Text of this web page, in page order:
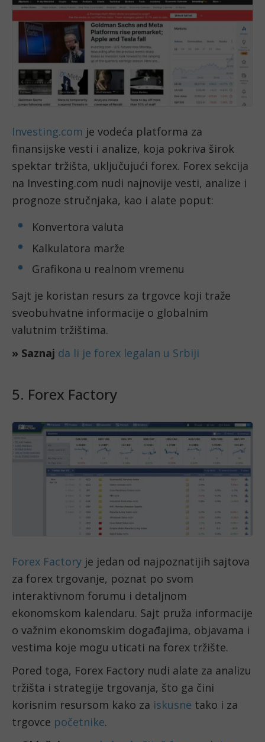
Investing.com je vodeća platforma za
finansijske vesti i analize, koja pokriva širok
spektar tržišta, uključujući forex. Forex sekcija
na Investing.com nudi najnovije vesti, analize i
prognoze stručnjaka, kao i alate poput:
Konvertora valuta
Kalkulatora marže
Grafikona u realnom vremenu
Sajt je koristan resurs za trgovce koji traže
sveobuhvatne informacije o globalnim
valutnim tržištima.
» Saznaj da li je forex legalan u Srbiji
5. Forex Factory
Forex Factory je jedan od najpoznatijih sajtova
za forex trgovanje, poznat po svom
interaktivnom forumu i detaljnom
ekonomskom kalendaru. Sajt pruža informacije
o važnim ekonomskim događajima, objavama i
vestima koje mogu uticati na forex tržište.
Pored toga, Forex Factory nudi alate za analizu
tržišta i strategije trgovanja, što ga čini
korisnim resursom kako za iskusne tako i za
trgovce početnike.